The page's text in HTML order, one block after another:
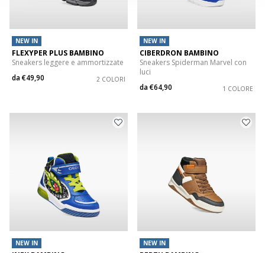
NEW IN
FLEXYPER PLUS BAMBINO
Sneakers leggere e ammortizzate
da€49,90 2 COLORI
NEW IN
CIBERDRON BAMBINO
Sneakers Spiderman Marvel con
luci
da€64,90 1 COLORE
NEW IN NEW IN